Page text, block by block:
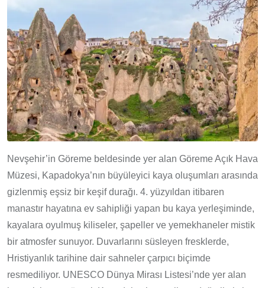
Nevşehir’in Göreme beldesinde yer alan Göreme Açık Hava
Müzesi, Kapadokya’nın büyüleyici kaya oluşumları arasında
gizlenmiş eşsiz bir keşif durağı. 4. yüzyıldan itibaren
manastır hayatına ev sahipliği yapan bu kaya yerleşiminde,
kayalara oyulmuş kiliseler, şapeller ve yemekhaneler mistik
bir atmosfer sunuyor. Duvarlarını süsleyen fresklerde,
Hristiyanlık tarihine dair sahneler çarpıcı biçimde
resmediliyor. UNESCO Dünya Mirası Listesi’nde yer alan